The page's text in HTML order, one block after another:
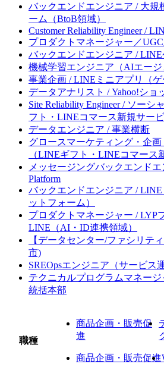
バックエンドエンジニア / 大規
ーム（BtoB領域）
Customer Reliability Engineer /
プロダクトマネージャー／
バックエンドエンジニア / LINE
機械学習エンジニア（AIエー
事業企画 / LINEミニアプリ（ゲ
データアナリスト / Yahoo!ショ
Site Reliability Engineer / ソー
フト・LINEコマース新規サービ
データエンジニア / 事業横断
グロースマーケティング・企
（LINEギフト・LINEコマース
メッセージングバックエンド
Platform
バックエンドエンジニア /
ットフォーム）
プロダクトマネージャー / LYP
LINE（AI・ID連携領域）
【データセンター/ファシリテ
市)
SREOpsエンジニア（サービス
テクニカルプログラムマネー
統括本部
職種
商品企画・販売促
進
商品企画・販売促進